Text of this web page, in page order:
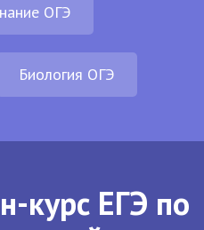
ОГЭ
Биология ОГЭ
курс ЕГЭ по